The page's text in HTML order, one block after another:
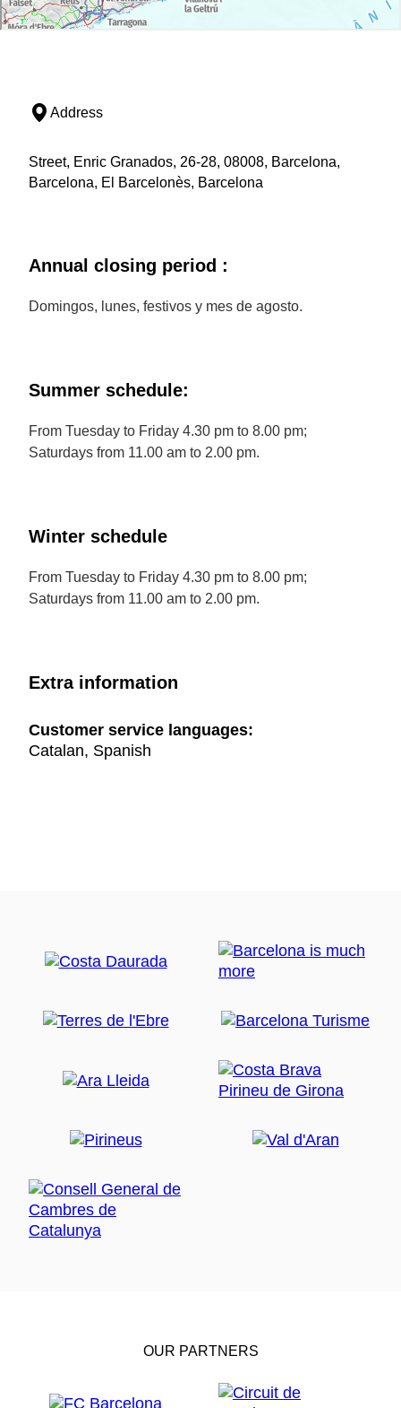
Address
Street, Enric Granados, 26-28, 08008, Barcelona,
Barcelona, El Barcelonès, Barcelona
Annual closing period :
Domingos, lunes, festivos y mes de agosto.
Summer schedule:
From Tuesday to Friday 4.30 pm to 8.00 pm;
Saturdays from 11.00 am to 2.00 pm.
Winter schedule
From Tuesday to Friday 4.30 pm to 8.00 pm;
Saturdays from 11.00 am to 2.00 pm.
Extra information
Customer service languages:
Catalan, Spanish
OUR PARTNERS